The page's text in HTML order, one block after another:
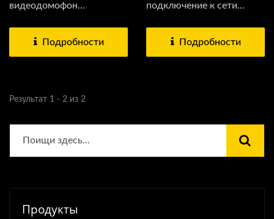
видеодомофон
Подробности
подключение к сети...
Подробности
Результат 1 - 2 из 2
Продукты